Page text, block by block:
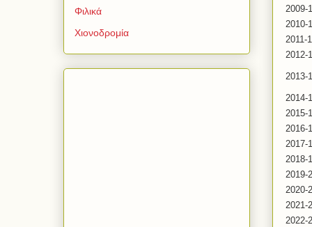
2009-
2010-
2011-
2012-
2013-
2014-
2015-
2016-
2017-
2018-
2019-
2020-
2021-
2022-
Φιλικά
Χιονοδρομία